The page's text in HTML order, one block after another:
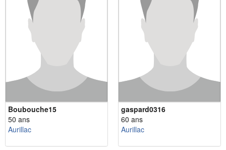
Boubouche15
50 ans
Aurillac
gaspard0316
60 ans
Aurillac